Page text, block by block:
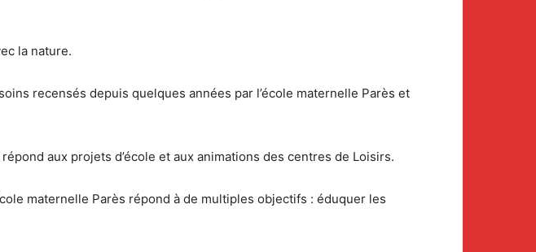
la nature.
recensés depuis quelques années par l’école maternelle Parès et
aux projets d’école et aux animations des centres de Loisirs.
maternelle Parès répond à de multiples objectifs : éduquer les